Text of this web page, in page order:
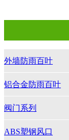
外墙防雨百叶
铝合金防雨百叶
阀门系列
ABS塑钢风口